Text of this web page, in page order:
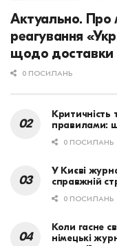
Актуально. Про
реагування
щодо доставки
0 ПОСИЛАНЬ
правилами:
0 ПОСИЛАНЬ
У Києві
справжній
0 ПОСИЛАНЬ
Коли гасне
німецькі